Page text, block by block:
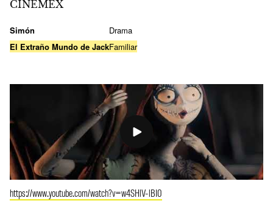
CINEMEX
Simón
Drama
El Extraño Mundo de JackFamiliar
https://www.youtube.com/watch?v=w4SHlV-lBI0